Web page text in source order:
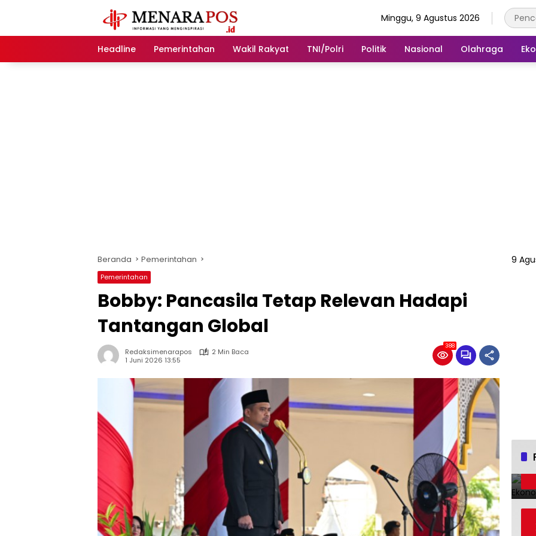
Minggu, 9 Agustus 2026
Headline Pemerintahan Wakil Rakyat TNI/Polri Politik Nasional Olahraga
Beranda Pemerintahan
Pemerintahan
Bobby: Pancasila Tetap Relevan Hadapi
Tantangan Global
Redaksimenarapos
2 Min Baca
1 Juni 2026 13:55
388
9